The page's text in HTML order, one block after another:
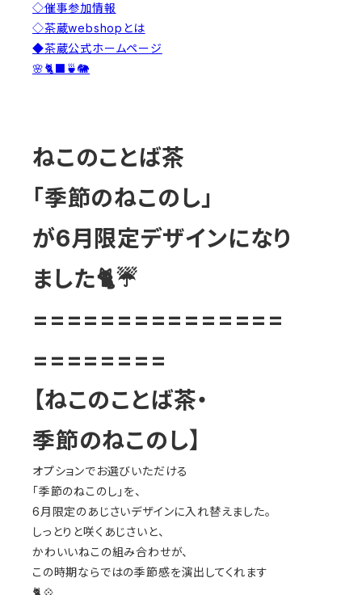
◇催事参加情報
◇茶蔵webshopとは
◆茶蔵公式ホームページ
🌸🐈‍⬛🍵🐘
ねこのことば茶
「季節のねこのし」
が6月限定デザインになり
ました🐈☔
===============
========
【ねこのことば茶・
季節のねこのし】
オプションでお選びいただける
「季節のねこのし」を、
6月限定のあじさいデザインに入れ替えました。
しっとりと咲くあじさいと、
かわいいねこの組み合わせが、
この時期ならではの季節感を演出してくれます
🐈💠